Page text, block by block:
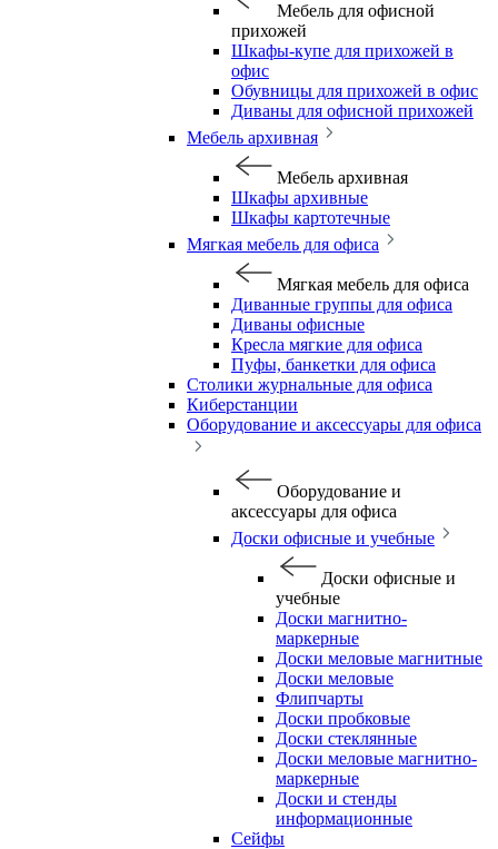
Мебель для офисной
прихожей
Шкафы-купе для прихожей в
офис
Обувницы для прихожей в офис
Диваны для офисной прихожей
Мебель архивная
Мебель архивная
Шкафы архивные
Шкафы картотечные
Мягкая мебель для офиса
Мягкая мебель для офиса
Диванные группы для офиса
Диваны офисные
Кресла мягкие для офиса
Пуфы, банкетки для офиса
Столики журнальные для офиса
Киберстанции
Оборудование и аксессуары для офиса
Оборудование и
аксессуары для офиса
Доски офисные и учебные
Доски офисные и
учебные
Доски магнитно-
маркерные
Доски меловые магнитные
Доски меловые
Флипчарты
Доски пробковые
Доски стеклянные
Доски меловые магнитно-
маркерные
Доски и стенды
информационные
Сейфы